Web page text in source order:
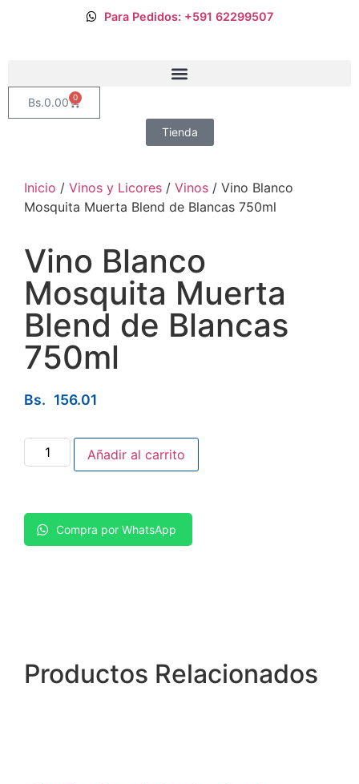
Para Pedidos: +591 62299507
Bs.0.00 0
Tienda
Inicio / Vinos y Licores / Vinos / Vino Blanco
Mosquita Muerta Blend de Blancas 750ml
Vino Blanco
Mosquita Muerta
Blend de Blancas
750ml
Bs. 156.01
Añadir al carrito
Compra por WhatsApp
Productos Relacionados